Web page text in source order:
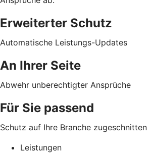
Erweiterter Schutz
Automatische Leistungs-Updates
An Ihrer Seite
Abwehr unberechtigter Ansprüche
Für Sie passend
Schutz auf Ihre Branche zugeschnitten
Leistungen